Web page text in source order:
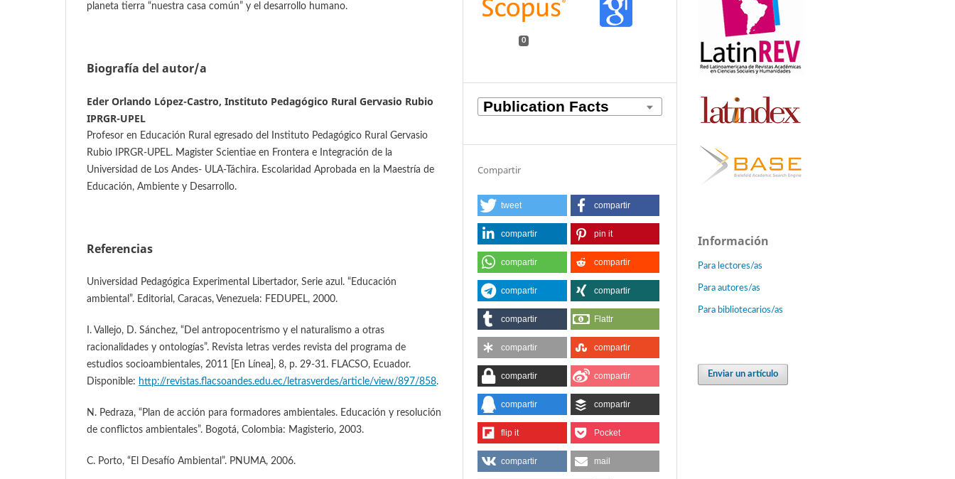
planeta tierra “nuestra casa común” y el desarrollo humano.
Biografía del autor/a
Eder Orlando López-Castro, Instituto Pedagógico Rural Gervasio Rubio
IPRGR-UPEL
Profesor en Educación Rural egresado del Instituto Pedagógico Rural Gervasio
Rubio IPRGR-UPEL. Magister Scientiae en Frontera e Integración de la
Universidad de Los Andes- ULA-Táchira. Escolaridad Aprobada en la Maestría de
Educación, Ambiente y Desarrollo.
Referencias
Universidad Pedagógica Experimental Libertador, Serie azul. “Educación
ambiental”. Editorial, Caracas, Venezuela: FEDUPEL, 2000.
I. Vallejo, D. Sánchez, “Del antropocentrismo y el naturalismo a otras
racionalidades y ontologías”. Revista letras verdes revista del programa de
estudios socioambientales, 2011 [En Línea], 8, p. 29-31. FLACSO, Ecuador.
Disponible: http://revistas.flacsoandes.edu.ec/letrasverdes/article/view/897/858.
N. Pedraza, “Plan de acción para formadores ambientales. Educación y resolución
de conflictos ambientales”. Bogotá, Colombia: Magisterio, 2003.
C. Porto, “El Desafío Ambiental”. PNUMA, 2006.
0
Compartir
tweet compartir
compartir pin it
compartir compartir
compartir compartir
compartir Flattr
compartir compartir
compartir compartir
compartir compartir
flip it Pocket
compartir mail
Información
Para lectores/as
Para autores/as
Para bibliotecarios/as
Enviar un artículo